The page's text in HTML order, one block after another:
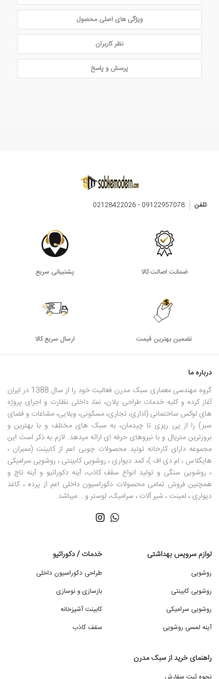
ویژگی های اصلی محصول
نظر کاربران
پرسش و پاسخ
تلفن 09122957078 - 02128422026
ضمانت اصالت کالا پشتیبانی سریع
تضمین بهترین قیمت ارسال سریع کالا
درباره ما
گروه مهندسی معماری سبک مدرن فعالیت خود را از سال 1388 در ایران
آغاز کرده و کلیه خدمات طراحی پلان، نما، داخلی نظارت و اجرای پروژه
های لوکس ساختمانی (اداری، تجاری، مسکونی، ویلایی، مشاعات و فضای
سبز) را از پی ریزی تا چیدمان، به سبک های مختلف و با بهترین و
بروزترین متریال و با نیروهای حرفه ای ارائه میدهد. لازم به ذکر است این
مجموعه دارای کارخانه تولید محصولات چوبی اعم از کابینت (ممبران ،
هایگلاس ، ام دی اف )، کمد دیواری ، روشویی کابینتی ، روشویی سرامیکی
، روشویی سنگی و تولید انواع سقف کاذب، آینه دکوراتیو و آینه تاچ و
همچنین فروش تمامی محصولات دکوراسیون داخلی اعم از پرده ، کاغذ
دیواری ، لمینت ، شیر آلات ، سرامیک، لوستر و... میباشد.
لوازم سرویس بهداشتی
روشویی
روشویی کابینتی
روشویی سرامیکی
آینه لمسی روشویی
خدمات / دکوراتیو
طراحی دکوراسیون داخلی
بازسازی و نوسازی
کابینت آشپزخانه
سقف کاذب
راهنمای خرید از سبک مدرن